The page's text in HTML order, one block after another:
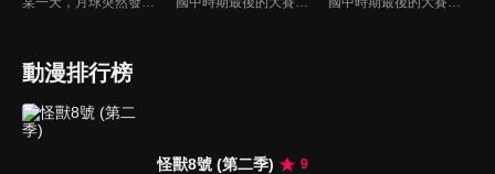
動漫排行榜
怪獸8號 (第二季)
9